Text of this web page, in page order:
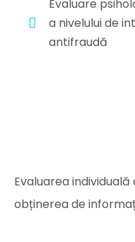
Evaluare
a nivelului de
antifraudă
Evaluarea
obținerea de